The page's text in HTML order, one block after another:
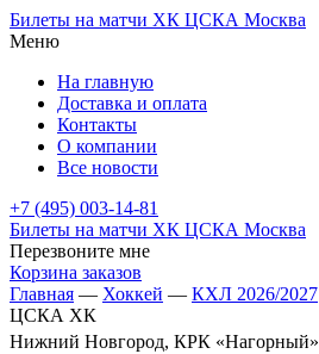
Билеты на матчи ХК ЦСКА Москва
Меню
На главную
Доставка и оплата
Контакты
О компании
Все новости
+7 (495) 003-14-81
Билеты на матчи ХК ЦСКА Москва
Перезвоните мне
Корзина заказов
Главная — Хоккей — КХЛ 2026/2027
ЦСКА ХК
Нижний Новгород, КРК «Нагорный»